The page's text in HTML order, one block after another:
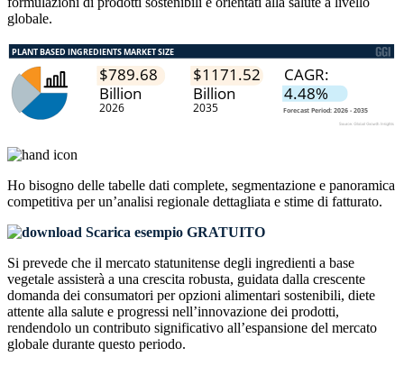
globale.
Ho bisogno delle tabelle dati complete, segmentazione e panoramica
competitiva per un’analisi regionale dettagliata e stime di fatturato.
Scarica esempio GRATUITO
Si prevede che il mercato statunitense degli ingredienti a base
vegetale assisterà a una crescita robusta, guidata dalla crescente
domanda dei consumatori per opzioni alimentari sostenibili, diete
attente alla salute e progressi nell’innovazione dei prodotti,
rendendolo un contributo significativo all’espansione del mercato
globale durante questo periodo.